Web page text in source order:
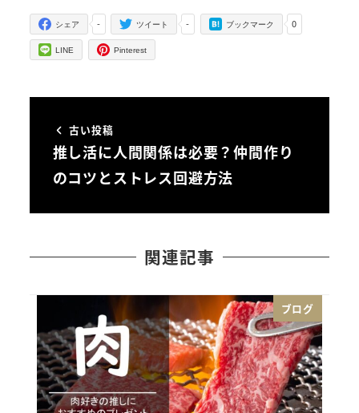
-
シェア -
ツイート 0
ブックマーク
LINE Pinterest
古い投稿
推し活に人間関係は必要？仲間作り
のコツとストレス回避方法
関連記事
ブログ